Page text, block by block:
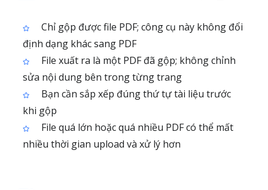
Chỉ gộp được file PDF; công cụ này không đổi
định dạng khác sang PDF
File xuất ra là một PDF đã gộp; không chỉnh
sửa nội dung bên trong từng trang
Bạn cần sắp xếp đúng thứ tự tài liệu trước
khi gộp
File quá lớn hoặc quá nhiều PDF có thể mất
nhiều thời gian upload và xử lý hơn